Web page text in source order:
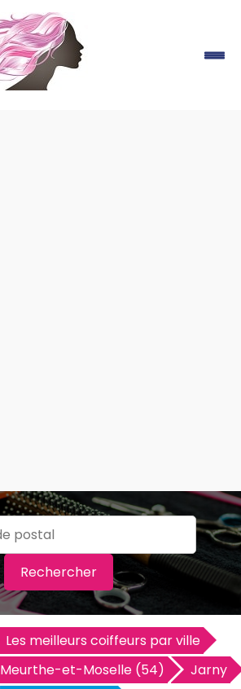
Rechercher
Les meilleurs coiffeurs par ville
Meurthe-et-Moselle (54)
Jarny